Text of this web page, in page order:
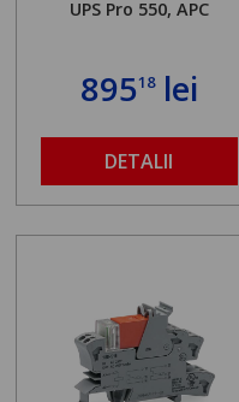
UPS Pro 550, APC
89518lei
DETALII